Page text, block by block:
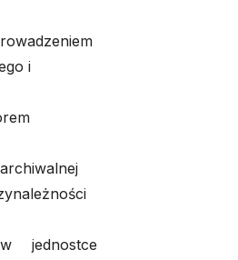
i
jednostce